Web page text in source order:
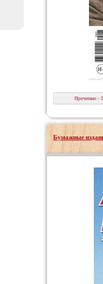
Прочитано -
Бумажные